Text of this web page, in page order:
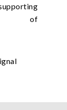
of